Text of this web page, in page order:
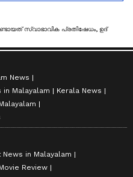
'ഇന്നലെ ഉണ്ടായത് സ്വാഭാവിക പ്രതിഷേധം, ഉദ്യോ​ഗസ്ഥർ പുറത്തിറങ്ങിയത് പ്രശ്നമായി'
News
in Malayalam
Kerala News
in Malayalam
Review